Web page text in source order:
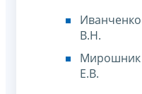
Иванченко
В.Н.
Мирошник
Е.В.